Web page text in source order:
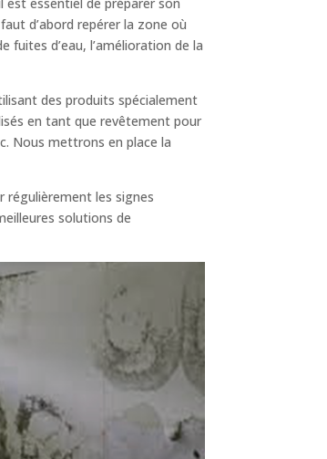
d’abord repérer la zone où
fuites d’eau, l’amélioration de la
des produits spécialement
en tant que revêtement pour
Nous mettrons en place la
régulièrement les signes
solutions de